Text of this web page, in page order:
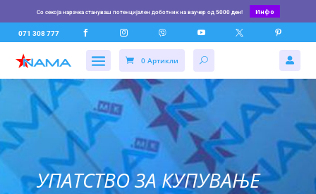
Со секоја нарачка стануваш потенцијален доботник на ваучер од 5000 ден! Инфо
071 308 777      
0 Артикли 
УПАТСТВО ЗА КУПУВАЊЕ